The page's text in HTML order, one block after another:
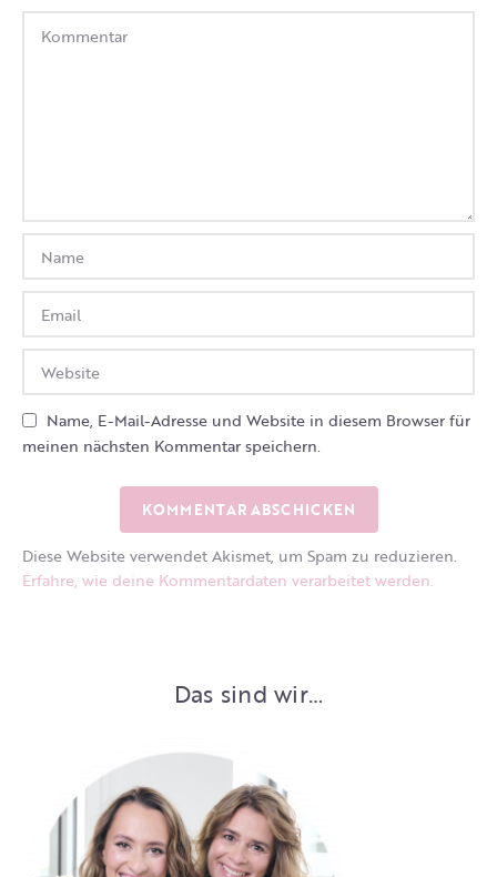
Name, E-Mail-Adresse und Website in diesem Browser für
meinen nächsten Kommentar speichern.
Diese Website verwendet Akismet, um Spam zu reduzieren.
Erfahre, wie deine Kommentardaten verarbeitet werden.
Das sind wir…